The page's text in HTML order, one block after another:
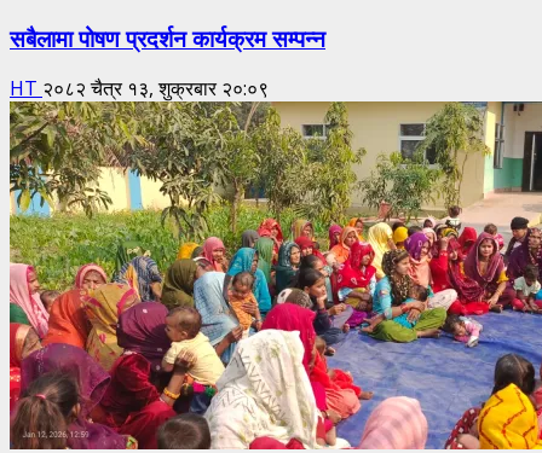
सबैलामा पोषण प्रदर्शन कार्यक्रम सम्पन्न
HT २०८२ चैत्र १३, शुक्रबार २०:०९